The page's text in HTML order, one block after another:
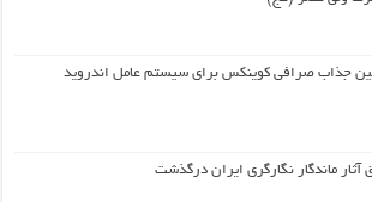
جذاب صرافی کوینکس برای سیستم عامل اندروید
آثار ماندگار نگارگری ایران درگذشت